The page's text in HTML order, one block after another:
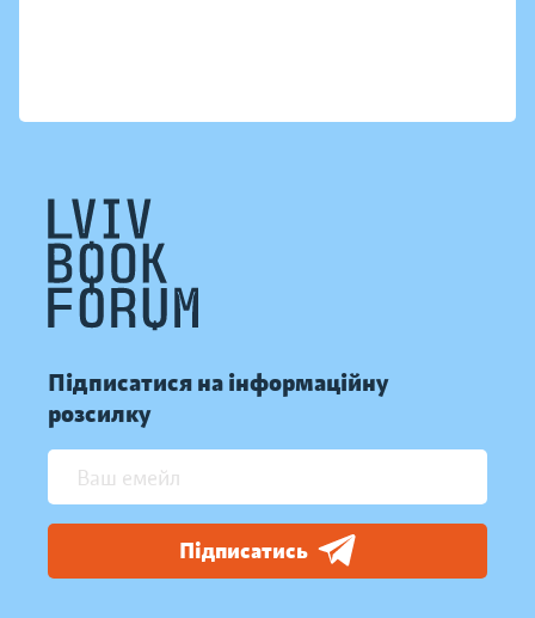
Підписатися на інформаційну
розсилку
Підписатись